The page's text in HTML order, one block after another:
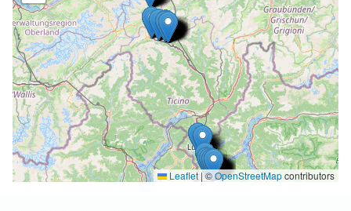
Leaflet |©OpenStreetMapcontributors